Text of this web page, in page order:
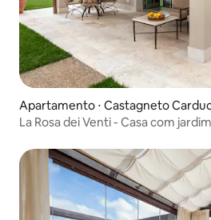
Apartamento ⋅ Castagneto
La Rosa dei Venti - Casa com